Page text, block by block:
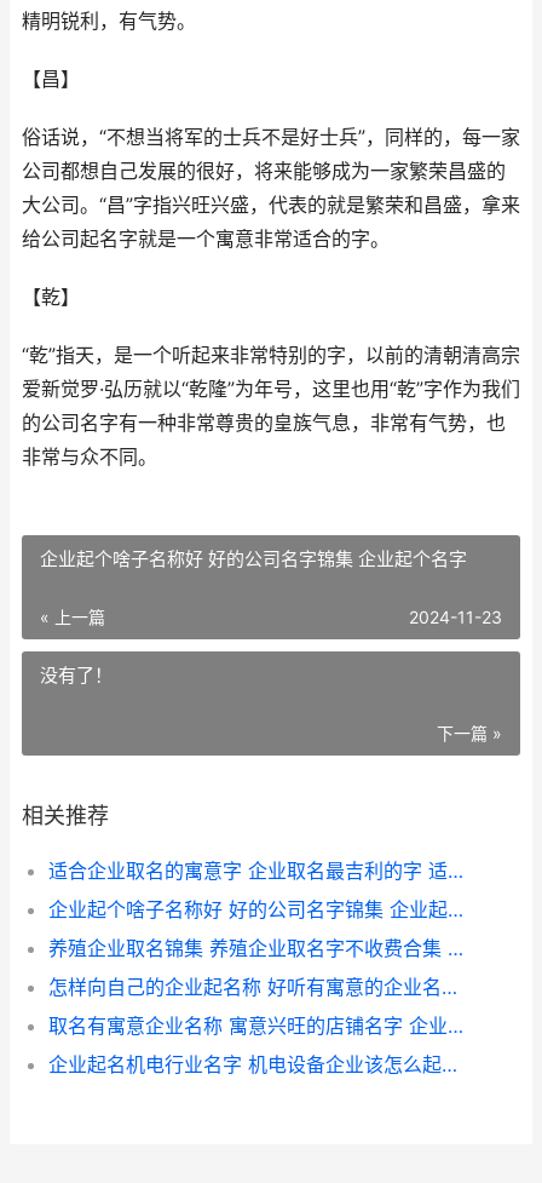
精明锐利，有气势。
【昌】
俗话说，“不想当将军的士兵不是好士兵”，同样的，每一家
公司都想自己发展的很好，将来能够成为一家繁荣昌盛的
大公司。“昌”字指兴旺兴盛，代表的就是繁荣和昌盛，拿来
给公司起名字就是一个寓意非常适合的字。
【乾】
“乾”指天，是一个听起来非常特别的字，以前的清朝清高宗
爱新觉罗·弘历就以“乾隆”为年号，这里也用“乾”字作为我们
的公司名字有一种非常尊贵的皇族气息，非常有气势，也
非常与众不同。
企业起个啥子名称好 好的公司名字锦集 企业起个名字
« 上一篇 2024-11-23
没有了！
下一篇 »
相关推荐
适合企业取名的寓意字 企业取名最吉利的字 适合企业取名的古典名句
企业起个啥子名称好 好的公司名字锦集 企业起个名字
养殖企业取名锦集 养殖企业取名字不收费合集 养殖公司名称大全集
怎样向自己的企业起名称 好听有寓意的企业名字 怎样向自己的企业借钱
取名有寓意企业名称 寓意兴旺的店铺名字 企业取名寓意好的字
企业起名机电行业名字 机电设备企业该怎么起名 机电产品公司起名